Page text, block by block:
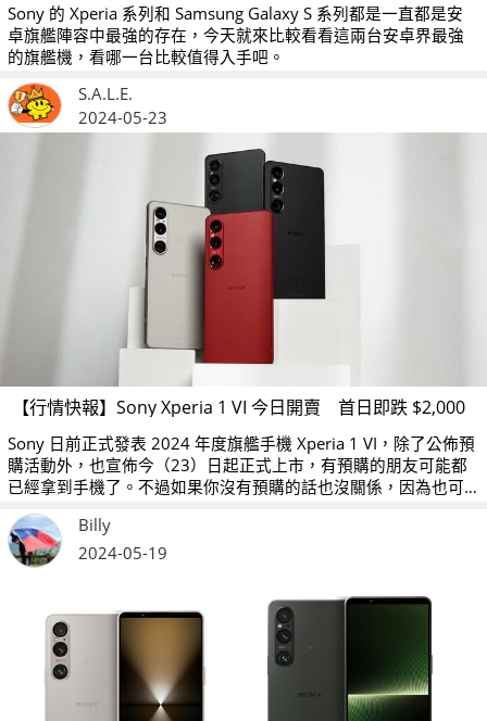
Sony 的 Xperia 系列和 Samsung Galaxy S 系列都是一直都是安
卓旗艦陣容中最強的存在，今天就來比較看看這兩台安卓界最強
的旗艦機，看哪一台比較值得入手吧。
S.A.L.E.
2024-05-23
【行情快報】Sony Xperia 1 VI 今日開賣 首日即跌 $2,000
Sony 日前正式發表 2024 年度旗艦手機 Xperia 1 VI，除了公佈預
購活動外，也宣佈今（23）日起正式上市，有預購的朋友可能都
已經拿到手機了。不過如果你沒有預購的話也沒關係，因為也可
以在上市的第一天就能享受到降價紅利。
Billy
2024-05-19